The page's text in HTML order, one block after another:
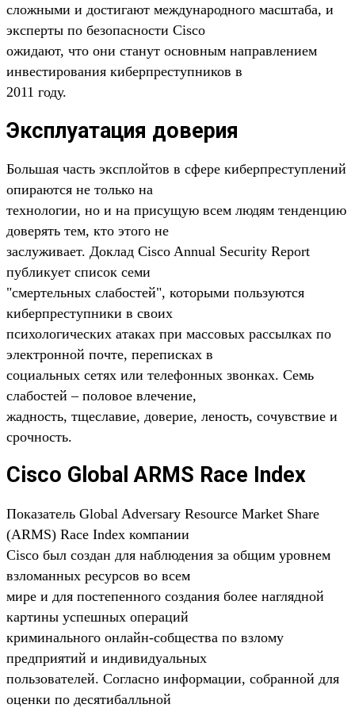
сложными и достигают международного масштаба, и
эксперты по безопасности Cisco
ожидают, что они станут основным направлением
инвестирования киберпреступников в
2011 году.
Эксплуатация доверия
Большая часть эксплойтов в сфере киберпреступлений
опираются не только на
технологии, но и на присущую всем людям тенденцию
доверять тем, кто этого не
заслуживает. Доклад Cisco Annual Security Report
публикует список семи
"смертельных слабостей", которыми пользуются
киберпреступники в своих
психологических атаках при массовых рассылках по
электронной почте, переписках в
социальных сетях или телефонных звонках. Семь
слабостей – половое влечение,
жадность, тщеславие, доверие, леность, сочувствие и
срочность.
Cisco Global ARMS Race Index
Показатель Global Adversary Resource Market Share
(ARMS) Race Index компании
Cisco был создан для наблюдения за общим уровнем
взломанных ресурсов во всем
мире и для постепенного создания более наглядной
картины успешных операций
криминального онлайн-собщества по взлому
предприятий и индивидуальных
пользователей. Согласно информации, собранной для
оценки по десятибалльной